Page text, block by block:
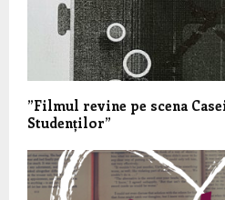
”Filmul revine pe scena
Studenților”